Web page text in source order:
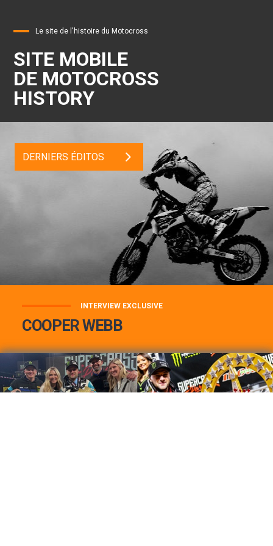
Le site de l'histoire du Motocross
SITE MOBILE
DE MOTOCROSS
HISTORY
DERNIERS ÉDITOS
INTERVIEW EXCLUSIVE
COOPER WEBB